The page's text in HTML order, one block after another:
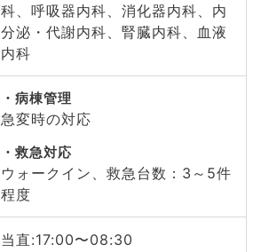
科、呼吸器内科、消化器内科、内
分泌・代謝内科、腎臓内科、血液
内科
病棟管理
急変時の対応
救急対応
ウォークイン、救急台数：3～5件
程度
当直:17:00〜08:30